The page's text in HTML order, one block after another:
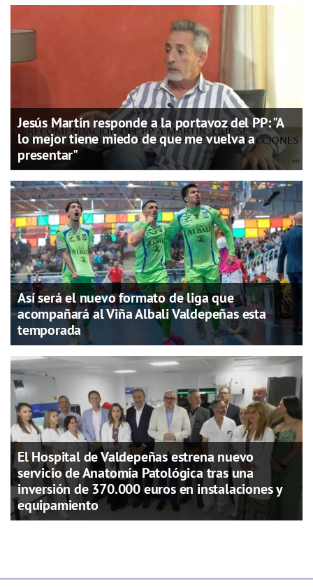
Jesús Martín responde a la portavoz del PP: "A
lo mejor tiene miedo de que me vuelva a
presentar"
Así será el nuevo formato de liga que
acompañará al Viña Albali Valdepeñas esta
temporada
El Hospital de Valdepeñas estrena nuevo
servicio de Anatomía Patológica tras una
inversión de 370.000 euros en instalaciones y
equipamiento